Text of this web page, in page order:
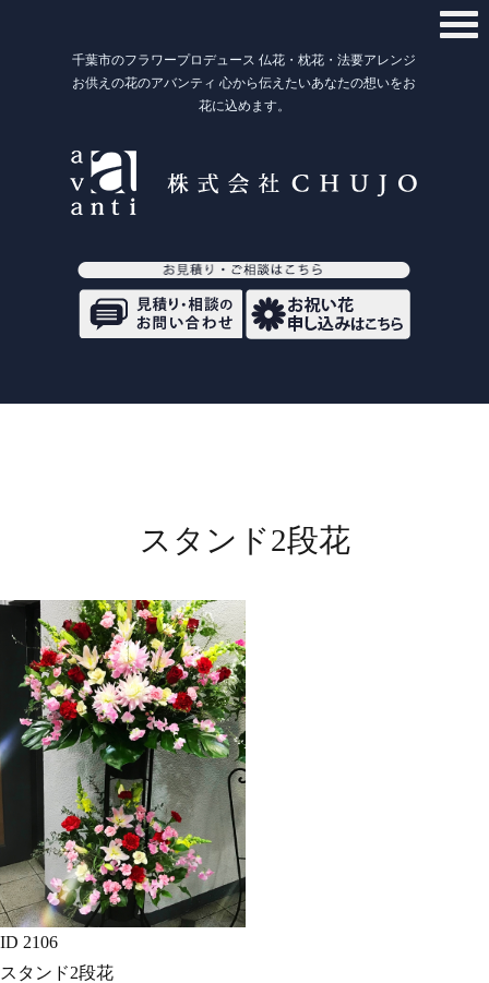
千葉市のフラワープロデュース 仏花・枕花・法要アレンジ
お供えの花のアバンティ 心から伝えたいあなたの想いをお
花に込めます。
スタンド2段花
ID 2106
スタンド2段花